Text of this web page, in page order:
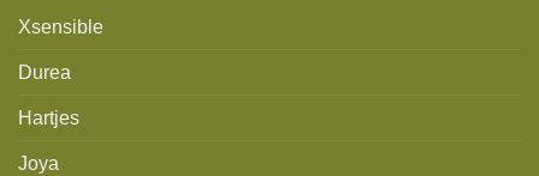
Xsensible
Durea
Hartjes
Joya